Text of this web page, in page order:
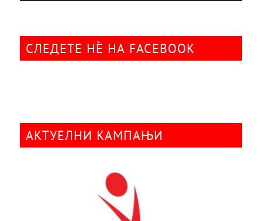
СЛЕДЕТЕ НÈ НА FACEBOOK
АКТУЕЛНИ КАМПАЊИ